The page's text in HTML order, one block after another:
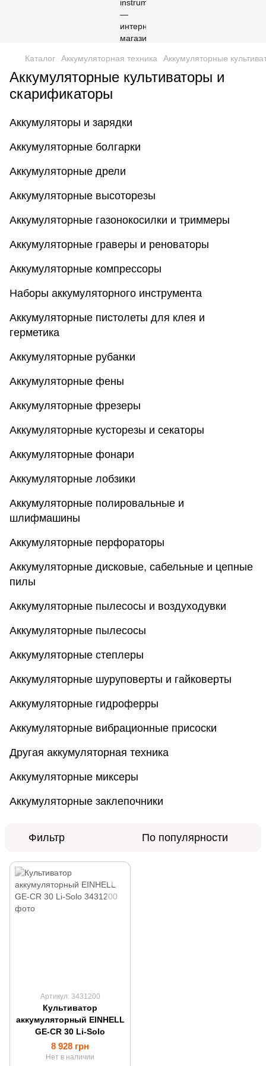
Каталог Аккумуляторная техника Аккумуляторные
Аккумуляторные культиваторы и
скарификаторы
Аккумуляторы и зарядки
Аккумуляторные болгарки
Аккумуляторные дрели
Аккумуляторные высоторезы
Аккумуляторные газонокосилки и триммеры
Аккумуляторные граверы и реноваторы
Аккумуляторные компрессоры
Наборы аккумуляторного инструмента
Аккумуляторные пистолеты для клея и
герметика
Аккумуляторные рубанки
Аккумуляторные фены
Аккумуляторные фрезеры
Аккумуляторные кусторезы и секаторы
Аккумуляторные фонари
Аккумуляторные лобзики
Аккумуляторные полировальные и
шлифмашины
Аккумуляторные перфораторы
Аккумуляторные дисковые, сабельные и цепные
пилы
Аккумуляторные пылесосы и воздуходувки
Аккумуляторные пылесосы
Аккумуляторные степлеры
Аккумуляторные шуруповерты и гайковерты
Аккумуляторные гидроферры
Аккумуляторные вибрационные присоски
Другая аккумуляторная техника
Аккумуляторные миксеры
Аккумуляторные заклепочники
Фильтр По популярности
Артикул: 3431200
Культиватор
аккумуляторный EINHELL
GE-CR 30 Li-Solo
8 928 грн
Нет в наличии